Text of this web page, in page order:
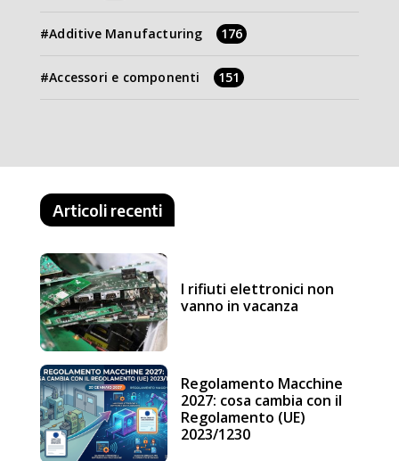
Additive Manufacturing 176
Accessori e componenti 151
Articoli recenti
I rifiuti elettronici non
vanno in vacanza
Regolamento Macchine
2027: cosa cambia con il
Regolamento (UE)
2023/1230